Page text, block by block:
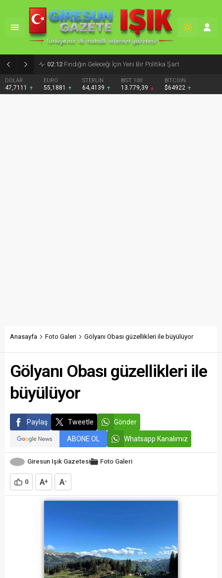
02:12 Fındığın Geleceği İçin Yeni Bir Politika Şart
DOLAR
47,7111
EURO
55,1881
STERLİN
64,4139
BIST 100
13.779,39
BITCOIN
$64922
Anasayfa Foto Galeri Gölyanı Obası güzellikleri ile büyülüyor
Gölyanı Obası güzellikleri ile
büyülüyor
Paylaş Tweetle Gönder
ABONE OL Whatsapp Kanalımız
Giresun Işık Gazetesi Foto Galeri
0 A+ A-